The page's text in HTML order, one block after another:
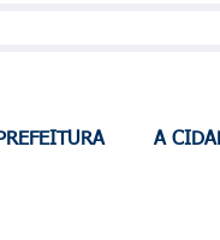
PREFEITURA A